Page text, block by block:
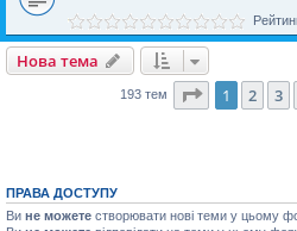
Нова тема
193 тем Сторінка 1
1 2 3
ПРАВА ДОСТУПУ
Ви не можете створювати нові теми у цьому